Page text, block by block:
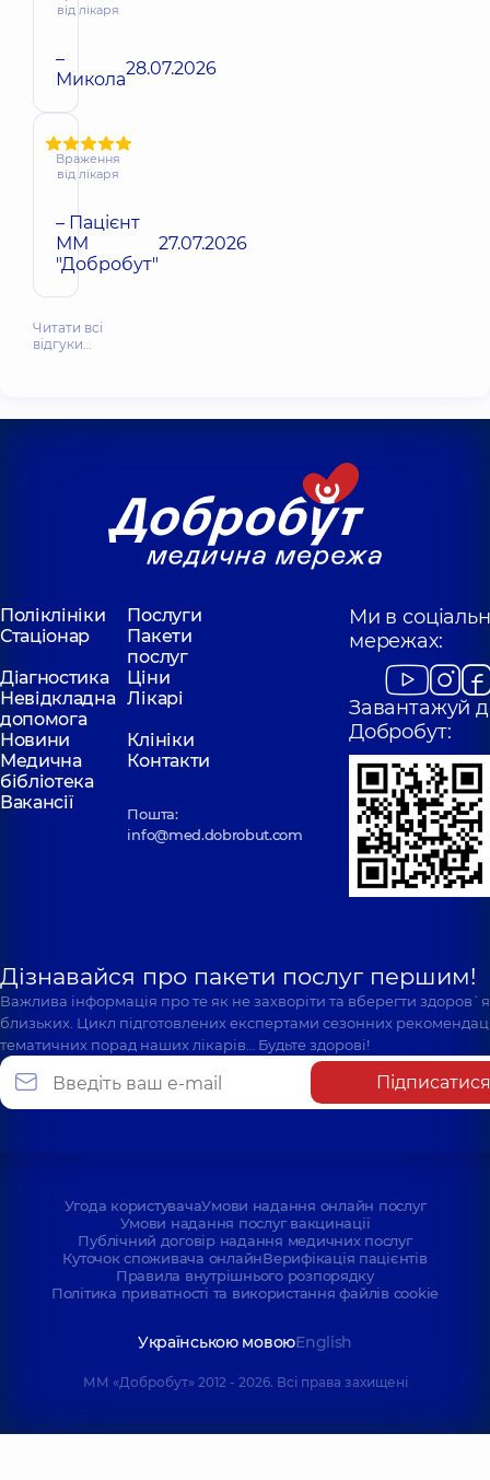
від лікаря
–
Микола28.07.2026
Враження
від лікаря
– Пацієнт
ММ
"Добробут"
27.07.2026
Читати всі
відгуки…
Поліклініки
Послуги
Стаціонар
Пакети
послуг
Діагностика
Ціни
Невідкладна
допомога
Лікарі
Новини
Клініки
Медична
бібліотека
Контакти
Вакансії
Пошта:
info@med.dobrobut.com
Ми в
мережах:
Завантажуй
Добробут:
Дізнавайся про пакети послуг першим!
Важлива інформація про те як не захворіти та вберегти
близьких. Цикл підготовлених експертами сезонних
тематичних порад наших лікарів… Будьте здорові!
Підписатися
Угода користувачаУмови надання онлайн послуг
Умови надання послуг вакцинації
Публічний договір надання медичних послуг
Куточок споживача онлайнВерифікація пацієнтів
Правила внутрішнього розпорядку
Політика приватності та використання файлів cookie
Українською мовоюEnglish
ММ «Добробут» 2012 - 2026. Всі права захищені